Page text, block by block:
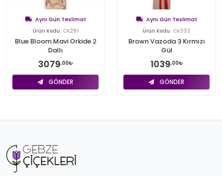
Aynı Gün Teslimat
Ürün Kodu: CK281
Blue Bloom Mavi Orkide 2
Dallı
3079,00₺
GÖNDER
Aynı Gün Teslimat
Ürün Kodu: CK333
Brown Vazoda 3 Kırmızı
Gül
1039,00₺
GÖNDER